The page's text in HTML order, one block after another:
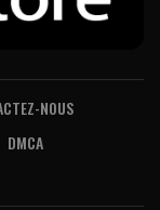
NOUS
DMCA